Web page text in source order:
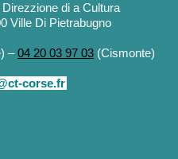
di a Cultura
Ville Di Pietrabugno
–04 20 03 97 03 (Cismonte)
corse.fr